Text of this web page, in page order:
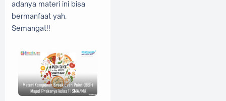
adanya materi ini bisa
bermanfaat yah.
Semangat!!